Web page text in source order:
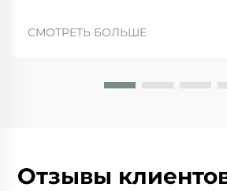
пластиком и
нахождении в природной среде...
СМОТРЕТЬ БОЛЬШЕ
Отзывы